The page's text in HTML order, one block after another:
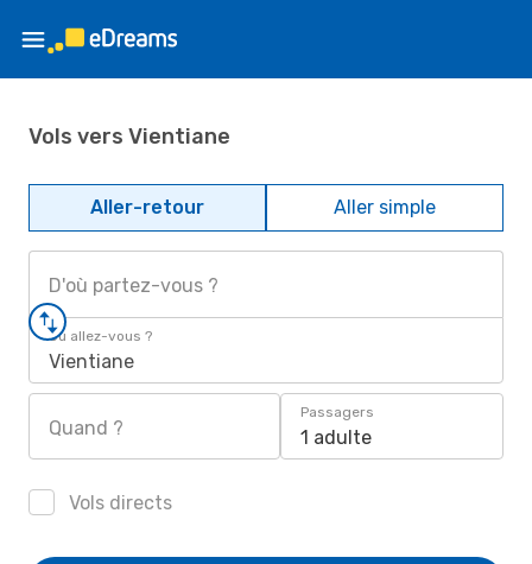
Vols vers Vientiane
Aller-retour Aller simple
D'où partez-vous ?
Où allez-vous ?
Vientiane
Quand ?
Passagers
1 adulte
Vols directs